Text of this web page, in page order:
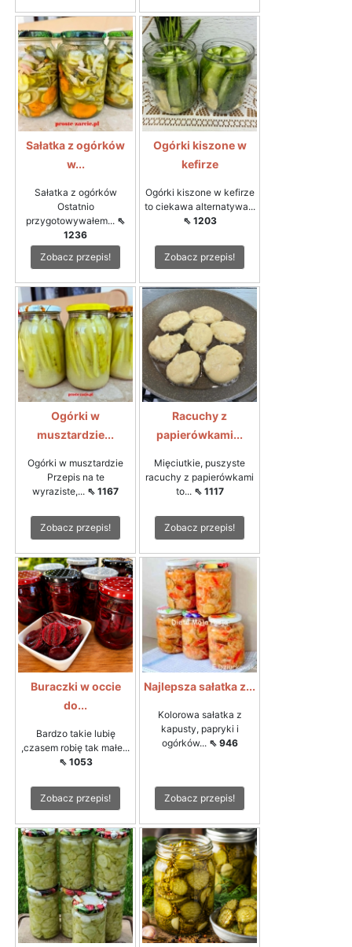
Sałatka z ogórków
w...
Sałatka z ogórków
Ostatnio
przygotowywałem... ⇖
1236
Zobacz przepis!
Ogórki kiszone w
kefirze
Ogórki kiszone w kefirze
to ciekawa alternatywa...
⇖ 1203
Zobacz przepis!
Ogórki w
musztardzie...
Ogórki w musztardzie
Przepis na te
wyraziste,... ⇖ 1167
Zobacz przepis!
Racuchy z
papierówkami...
Mięciutkie, puszyste
racuchy z papierówkami
to... ⇖ 1117
Zobacz przepis!
Buraczki w occie
do...
Bardzo takie lubię
,czasem robię tak małe...
⇖ 1053
Zobacz przepis!
Najlepsza sałatka z...
Kolorowa sałatka z
kapusty, papryki i
ogórków... ⇖ 946
Zobacz przepis!